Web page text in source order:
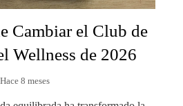
Cambiar el Club de
Wellness de 2026
Hace 8 meses